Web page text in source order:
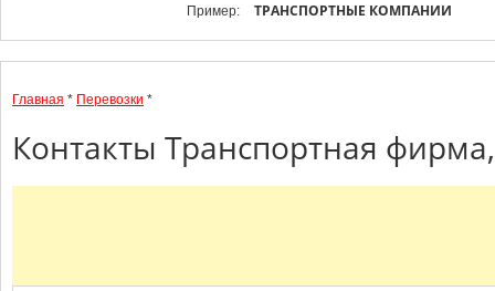
Пример: ТРАНСПОРТНЫЕ КОМПАНИИ
Главная * Перевозки *
Контакты Транспортная